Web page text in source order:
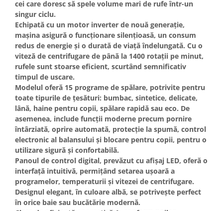
Masini de spalat vase incorporabile
Masini de spalat vase
independente
Motoburghiu/Foreza pamant
Pachete Incorporabile
Pirostrii & Arzatoare
Plasa umbrire
Pompe de stropit
Radiatoare
Semanatoare,Plantatoare
Sere
Sobe pe gaz & electrice
Suflante & Aspiratoare
Aspiratoare
cei care doresc să spele volume mari de rufe într-un
singur ciclu.
Echipată cu un motor inverter de nouă generație,
mașina asigură o funcționare silențioasă, un consum
redus de energie și o durată de viață îndelungată. Cu o
viteză de centrifugare de până la 1400 rotații pe minut,
rufele sunt stoarse eficient, scurtând semnificativ
timpul de uscare.
Modelul oferă 15 programe de spălare, potrivite pentru
toate tipurile de țesături: bumbac, sintetice, delicate,
lână, haine pentru copii, spălare rapidă sau eco. De
asemenea, include funcții moderne precum pornire
întârziată, oprire automată, protecție la spumă, control
electronic al balansului și blocare pentru copii, pentru o
utilizare sigură și confortabilă.
Panoul de control digital, prevăzut cu afișaj LED, oferă o
interfață intuitivă, permițând setarea ușoară a
programelor, temperaturii și vitezei de centrifugare.
Designul elegant, în culoare albă, se potrivește perfect
în orice baie sau bucătărie modernă.